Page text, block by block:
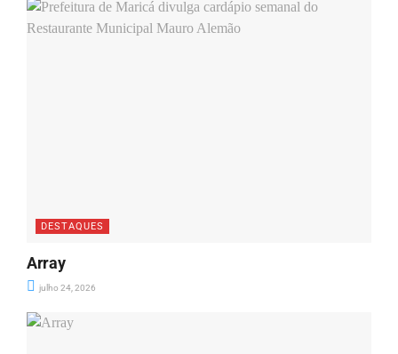
DESTAQUES
Array
julho 24, 2026